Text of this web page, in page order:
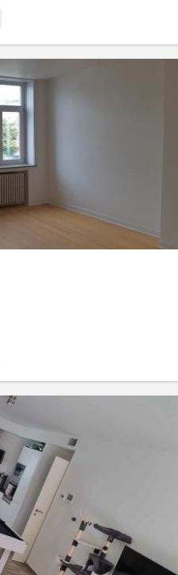
chambres à louer dans grande
près de la Haute école
d'un lavabo et la maison est
salle de douche, d'une grande
communs. La maison est...
se libère dans un appart 2
emménagement, tout est
a partir du 15 septembre
La chambre fait 9M² dans
derrière l'esplanade à...